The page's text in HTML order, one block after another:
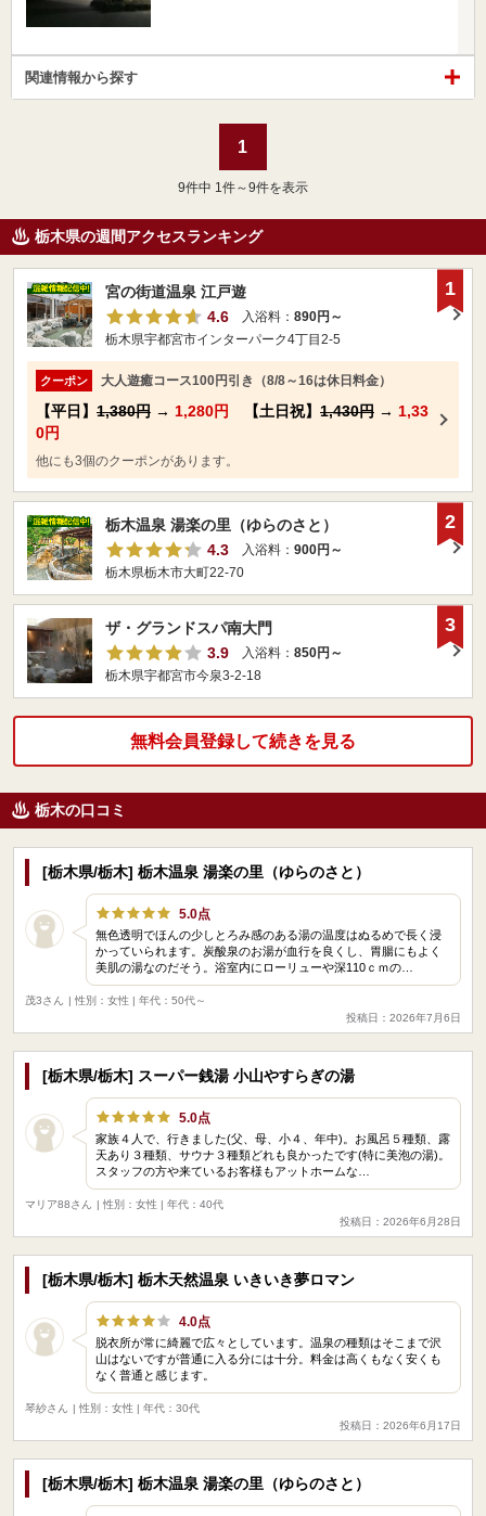
関連情報から探す
1
9件中 1件～9件を表示
栃木県の週間アクセスランキング
宮の街道温泉 江戸遊
4.6
入浴料： 890円～
栃木県宇都宮市インターパーク4丁目2-5
クーポン 大人遊癒コース100円引き（8/8～16は休日料金）
【平日】 1,380円 → 1,280円 【土日祝】 1,430円 → 1,33
0円
他にも3個のクーポンがあります。
1
栃木温泉 湯楽の里（ゆらのさと）
4.3
入浴料： 900円～
栃木県栃木市大町22-70
2
ザ・グランドスパ南大門
3.9
入浴料： 850円～
栃木県宇都宮市今泉3-2-18
3
無料会員登録して続きを見る
栃木の口コミ
[栃木県/栃木] 栃木温泉 湯楽の里（ゆらのさと）
5.0点
無色透明でほんの少しとろみ感のある湯の温度はぬるめで長く浸
かっていられます。炭酸泉のお湯が血行を良くし、胃腸にもよく
美肌の湯なのだそう。浴室内にローリューや深110ｃｍの…
茂3さん
| 性別：女性 | 年代：50代～
投稿日：2026年7月6日
[栃木県/栃木] スーパー銭湯 小山やすらぎの湯
5.0点
家族４人で、行きました(父、母、小４、年中)。お風呂５種類、露
天あり３種類、サウナ３種類どれも良かったです(特に美泡の湯)。
スタッフの方や来ているお客様もアットホームな…
マリア88さん
| 性別：女性 | 年代：40代
投稿日：2026年6月28日
[栃木県/栃木] 栃木天然温泉 いきいき夢ロマン
4.0点
脱衣所が常に綺麗で広々としています。温泉の種類はそこまで沢
山はないですが普通に入る分には十分。料金は高くもなく安くも
なく普通と感じます。
琴紗さん
| 性別：女性 | 年代：30代
投稿日：2026年6月17日
[栃木県/栃木] 栃木温泉 湯楽の里（ゆらのさと）